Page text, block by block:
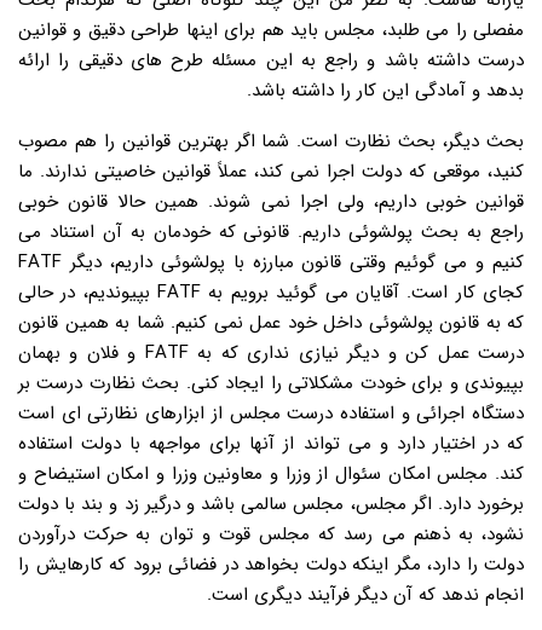
مفصلی را می طلبد، مجلس باید هم برای اینها طراحی دقیق و قوانین
درست داشته باشد و راجع به این مسئله طرح های دقیقی را ارائه
بدهد و آمادگی این کار را داشته باشد.
بحث دیگر، بحث نظارت است. شما اگر بهترین قوانین را هم مصوب
کنید، موقعی که دولت اجرا نمی کند، عملاً قوانین خاصیتی ندارند. ما
قوانین خوبی داریم، ولی اجرا نمی شوند. همین حالا قانون خوبی
راجع به بحث پولشوئی داریم. قانونی که خودمان به آن استناد می
کنیم و می گوئیم وقتی قانون مبارزه با پولشوئی داریم، دیگر FATF
کجای کار است. آقایان می گوئید برویم به FATF بپیوندیم، در حالی
که به قانون پولشوئی داخل خود عمل نمی کنیم. شما به همین قانون
درست عمل کن و دیگر نیازی نداری که به FATF و فلان و بهمان
بپیوندی و برای خودت مشکلاتی را ایجاد کنی. بحث نظارت درست بر
دستگاه اجرائی و استفاده درست مجلس از ابزارهای نظارتی ای است
که در اختیار دارد و می تواند از آنها برای مواجهه با دولت استفاده
کند. مجلس امکان سئوال از وزرا و معاونین وزرا و امکان استیضاح و
برخورد دارد. اگر مجلس، مجلس سالمی باشد و درگیر زد و بند با دولت
نشود، به ذهنم می رسد که مجلس قوت و توان به حرکت درآوردن
دولت را دارد، مگر اینکه دولت بخواهد در فضائی برود که کارهایش را
انجام ندهد که آن دیگر فرآیند دیگری است.